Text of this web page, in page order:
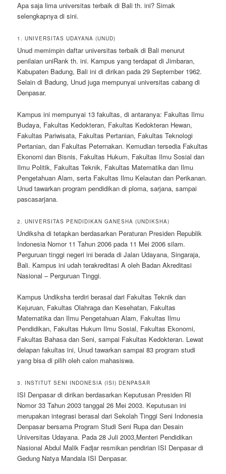
Apa saja lima universitas terbaik di Bali th. ini? Simak
selengkapnya di sini.
1. UNIVERSITAS UDAYANA (UNUD)
Unud memimpin daftar universitas terbaik di Bali menurut
penilaian uniRank th. ini. Kampus yang terdapat di Jimbaran,
Kabupaten Badung, Bali ini di dirikan pada 29 September 1962.
Selain di Badung, Unud juga mempunyai universitas cabang di
Denpasar.
Kampus ini mempunyai 13 fakultas, di antaranya: Fakultas Ilmu
Budaya, Fakultas Kedokteran, Fakultas Kedokteran Hewan,
Fakultas Pariwisata, Fakultas Pertanian, Fakultas Teknologi
Pertanian, dan Fakultas Peternakan. Kemudian tersedia Fakultas
Ekonomi dan Bisnis, Fakultas Hukum, Fakultas Ilmu Sosial dan
Ilmu Politik, Fakultas Teknik, Fakultas Matematika dan Ilmu
Pengetahuan Alam, serta Fakultas Ilmu Kelautan dan Perikanan.
Unud tawarkan program pendidikan di ploma, sarjana, sampai
pascasarjana.
2. UNIVERSITAS PENDIDIKAN GANESHA (UNDIKSHA)
Undiksha di tetapkan berdasarkan Peraturan Presiden Republik
Indonesia Nomor 11 Tahun 2006 pada 11 Mei 2006 silam.
Perguruan tinggi negeri ini berada di Jalan Udayana, Singaraja,
Bali. Kampus ini udah terakreditasi A oleh Badan Akreditasi
Nasional – Perguruan Tinggi.
Kampus Undiksha terdiri berasal dari Fakultas Teknik dan
Kejuruan, Fakultas Olahraga dan Kesehatan, Fakultas
Matematika dan Ilmu Pengetahuan Alam, Fakultas Ilmu
Pendidikan, Fakultas Hukum Ilmu Sosial, Fakultas Ekonomi,
Fakultas Bahasa dan Seni, sampai Fakultas Kedokteran. Lewat
delapan fakultas ini, Unud tawarkan sampai 83 program studi
yang bisa di pilih oleh calon mahasiswa.
3. INSTITUT SENI INDONESIA (ISI) DENPASAR
ISI Denpasar di dirikan berdasarkan Keputusan Presiden RI
Nomor 33 Tahun 2003 tanggal 26 Mei 2003. Keputusan ini
merupakan integrasi berasal dari Sekolah Tinggi Seni Indonesia
Denpasar bersama Program Studi Seni Rupa dan Desain
Universitas Udayana. Pada 28 Juli 2003,Menteri Pendidikan
Nasional Abdul Malik Fadjar resmikan pendirian ISI Denpasar di
Gedung Natya Mandala ISI Denpasar.